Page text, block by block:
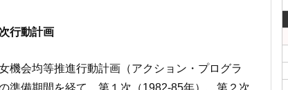
行動計画
機会均等推進行動計画（アクション・プログラ